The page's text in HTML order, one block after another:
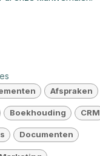
Afspraken
Boekhouding CRM
Documenten